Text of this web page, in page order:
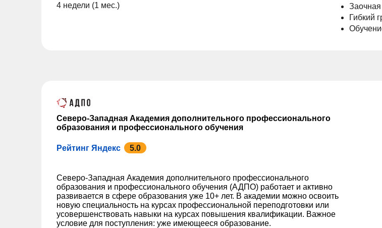
4 недели (1 мес.)
Гибкий
Северо-Западная Академия дополнительного профессионального
образования и профессионального обучения
Рейтинг Яндекс 5.0
Северо-Западная Академия дополнительного профессионального
образования и профессионального обучения (АДПО) работает и активно
развивается в сфере образования уже 10+ лет. В академии можно освоить
новую специальность на курсах профессиональной переподготовки или
усовершенствовать навыки на курсах повышения квалификации. Важное
условие для поступления: уже имеющееся образование.